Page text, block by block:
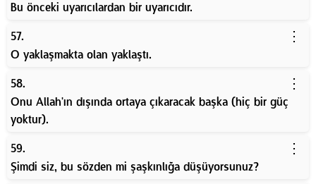
Bu önceki uyarıcılardan bir uyarıcıdır.
57. ⋮
O yaklaşmakta olan yaklaştı.
58. ⋮
Onu Allah'ın dışında ortaya çıkaracak başka (hiç bir güç
yoktur).
59. ⋮
Şimdi siz, bu sözden mi şaşkınlığa düşüyorsunuz?